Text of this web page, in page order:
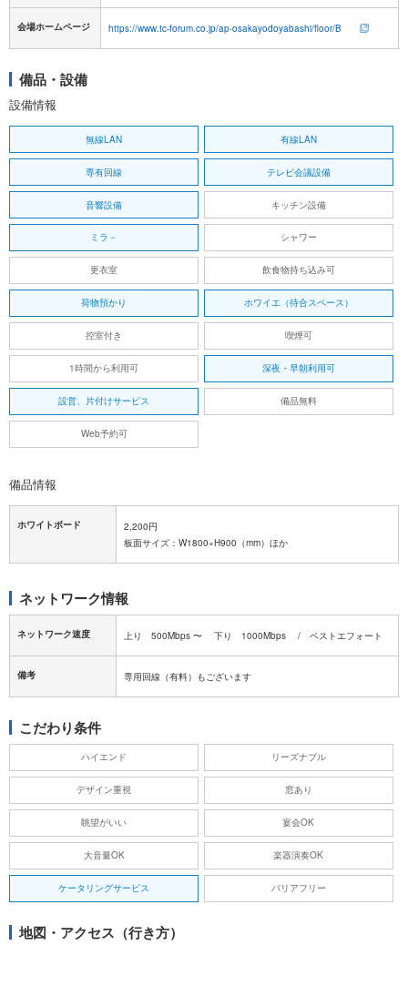
会場ホームページ https://www.tc-forum.co.jp/ap-osakayodoyabashi/floor/B
備品・設備
設備情報
無線LAN 有線LAN
専有回線 テレビ会議設備
音響設備 キッチン設備
ミラ－ シャワー
更衣室 飲食物持ち込み可
荷物預かり ホワイエ（待合スペース）
控室付き 喫煙可
1時間から利用可 深夜・早朝利用可
設営、片付けサービス 備品無料
Web予約可
備品情報
ホワイトボード
2,200円
板面サイズ：W1800×H900（mm）ほか
ネットワーク情報
ネットワーク速度 上り 500Mbps 〜 下り 1000Mbps / ベストエフォート
備考 専用回線（有料）もございます
こだわり条件
ハイエンド リーズナブル
デザイン重視 窓あり
眺望がいい 宴会OK
大音量OK 楽器演奏OK
ケータリングサービス バリアフリー
地図・アクセス（行き方）